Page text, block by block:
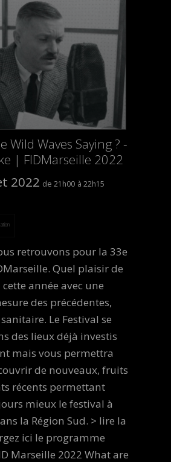
Wild Waves Saying ? -
| FIDMarseille 2022
2022
21h00 22h15
retrouvons pour la 33e
Quel plaisir de
année avec une
des précédentes,
Le Festival se
des lieux déjà investis
mais vous permettra
de nouveaux, fruits
récents permettant
mieux le festival à
la Région Sud. > lire la
ici le programme
Marseille 2022 What are